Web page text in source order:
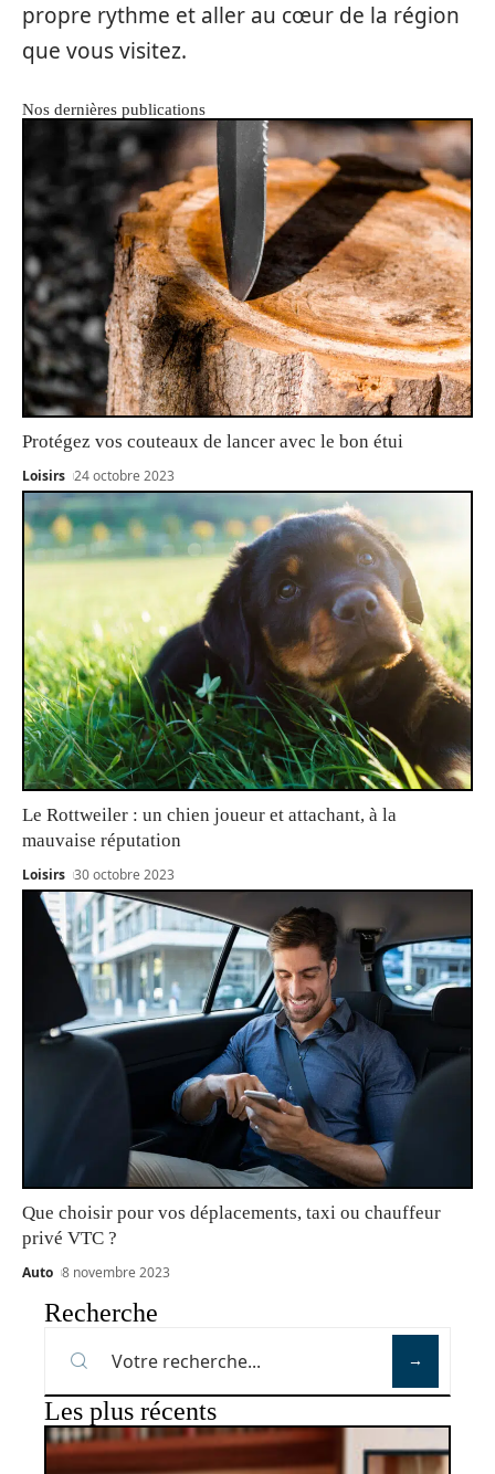
propre rythme et aller au cœur de la région
que vous visitez.
Nos dernières publications
Protégez vos couteaux de lancer avec le bon étui
Loisirs 24 octobre 2023
Le Rottweiler : un chien joueur et attachant, à la
mauvaise réputation
Loisirs 30 octobre 2023
Que choisir pour vos déplacements, taxi ou chauffeur
privé VTC ?
Auto 8 novembre 2023
Recherche
Les plus récents